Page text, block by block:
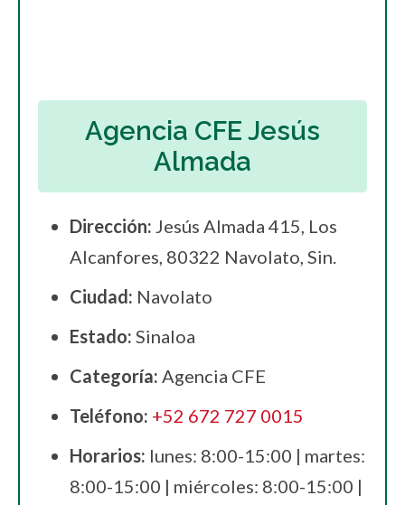
Agencia CFE Jesús
Almada
Dirección: Jesús Almada 415, Los
Alcanfores, 80322 Navolato, Sin.
Ciudad: Navolato
Estado: Sinaloa
Categoría: Agencia CFE
Teléfono: +52 672 727 0015
Horarios: lunes: 8:00-15:00 | martes:
8:00-15:00 | miércoles: 8:00-15:00 |